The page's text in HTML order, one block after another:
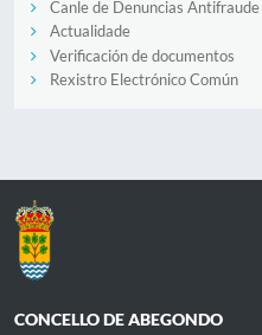
Canle de Denuncias Antifraude
Actualidade
Verificación de documentos
Rexistro Electrónico Común
CONCELLO DE ABEGONDO